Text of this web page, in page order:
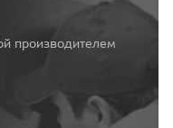
производителем